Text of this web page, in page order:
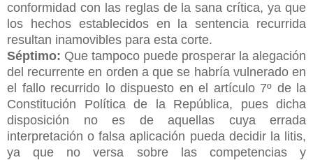
conformidad con las reglas de la sana crítica, ya que
los hechos establecidos en la sentencia recurrida
resultan inamovibles para esta corte.
Séptimo: Que tampoco puede prosperar la alegación
del recurrente en orden a que se habría vulnerado en
el fallo recurrido lo dispuesto en el artículo 7º de la
Constitución Política de la República, pues dicha
disposición no es de aquellas cuya errada
interpretación o falsa aplicación pueda decidir la litis,
ya que no versa sobre las competencias y